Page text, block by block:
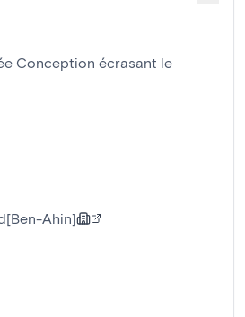
Conception écrasant le
Ahin]